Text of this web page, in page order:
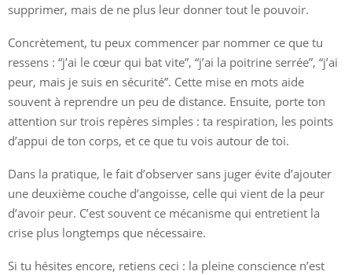
supprimer, mais de ne plus leur donner tout le pouvoir.
Concrètement, tu peux commencer par nommer ce que tu
ressens : “j’ai le cœur qui bat vite”, “j’ai la poitrine serrée”, “j’ai
peur, mais je suis en sécurité”. Cette mise en mots aide
souvent à reprendre un peu de distance. Ensuite, porte ton
attention sur trois repères simples : ta respiration, les points
d’appui de ton corps, et ce que tu vois autour de toi.
Dans la pratique, le fait d’observer sans juger évite d’ajouter
une deuxième couche d’angoisse, celle qui vient de la peur
d’avoir peur. C’est souvent ce mécanisme qui entretient la
crise plus longtemps que nécessaire.
Si tu hésites encore, retiens ceci : la pleine conscience n’est